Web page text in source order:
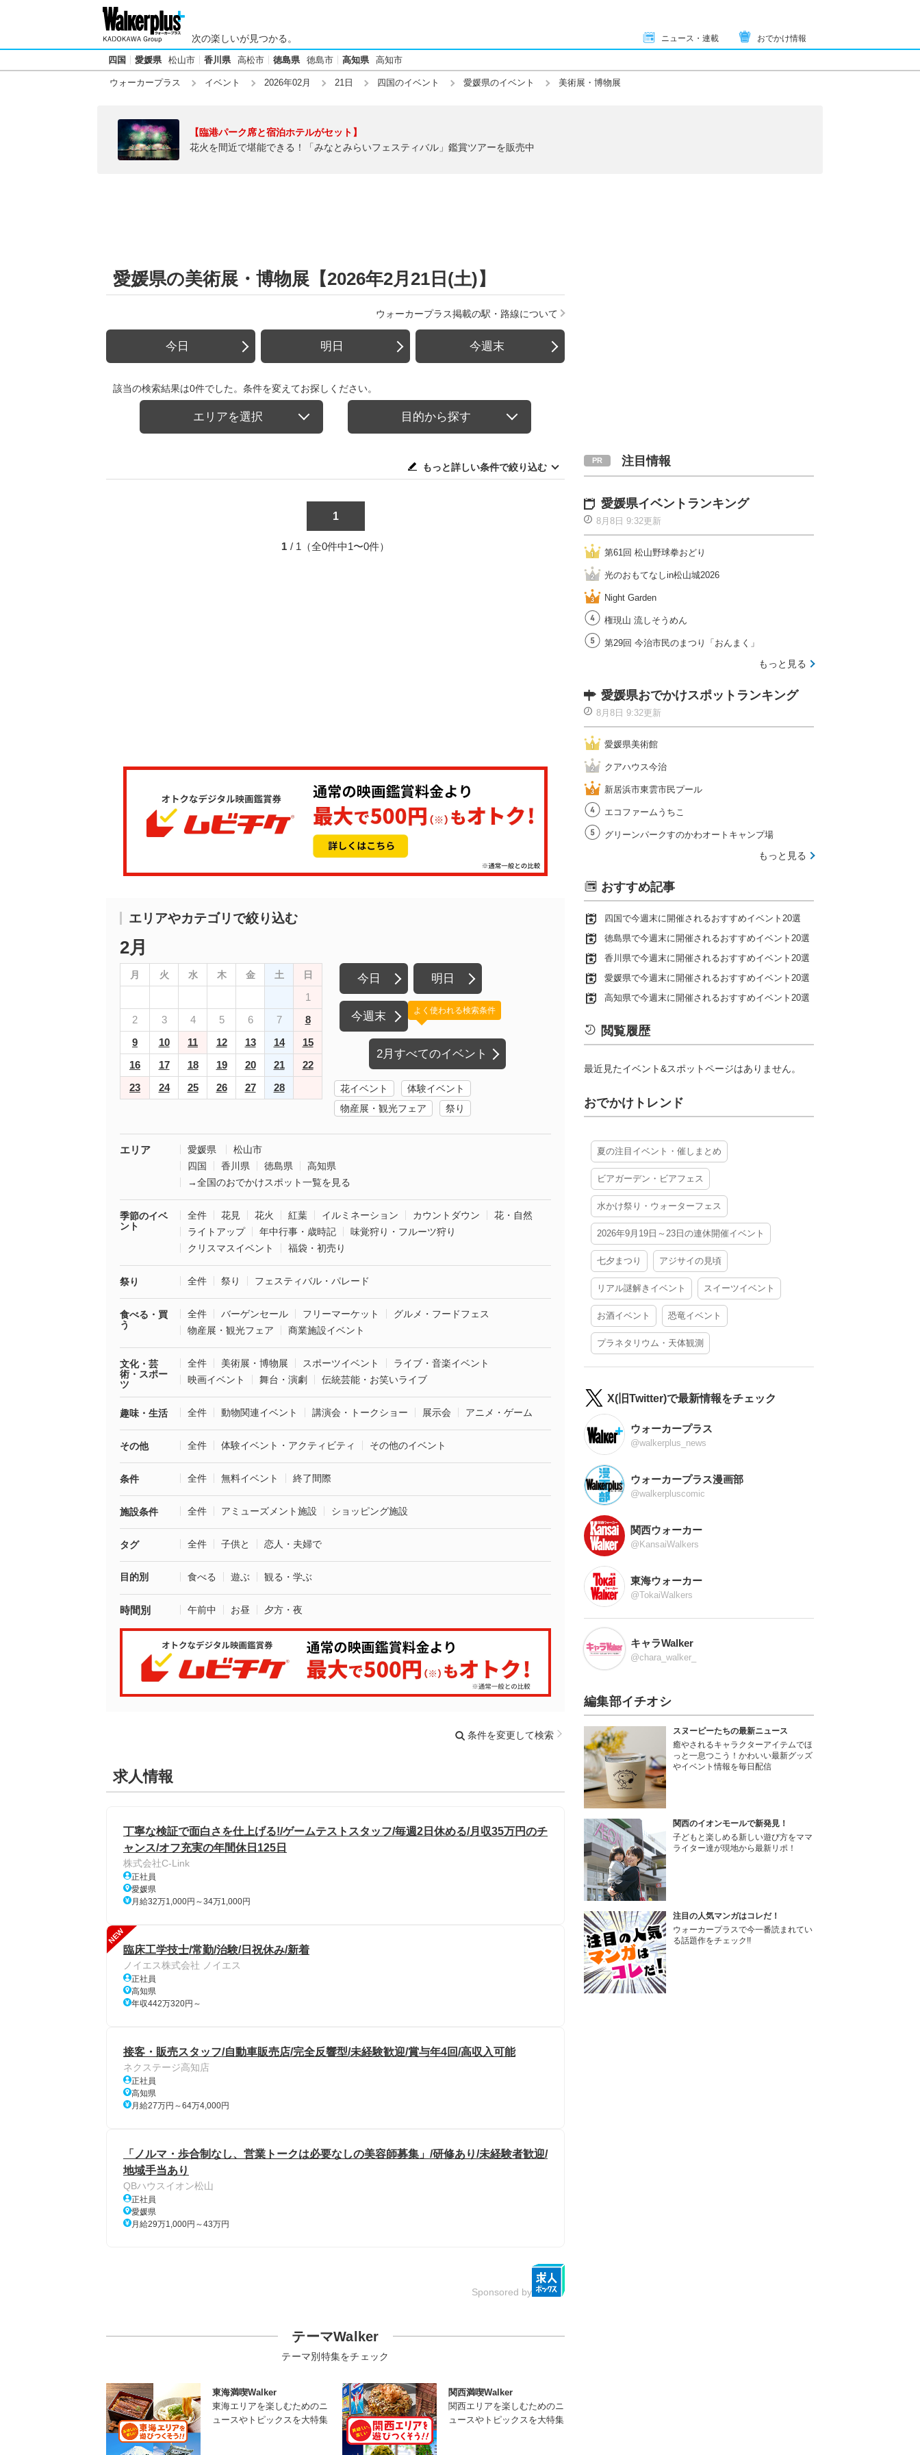
次の楽しいが見つかる。 ニュース・連載 おでかけ情報
四国 愛媛県 松山市 香川県 高松市 徳島県 徳島市 高知県 高知市
ウォーカープラス イベント 2026年02月 21日 四国のイベント 愛媛県のイベント 美術展・博物展
【臨港パーク席と宿泊ホテルがセット】
花火を間近で堪能できる！「みなとみらいフェスティバル」鑑賞ツアーを販売中
愛媛県の美術展・博物展【2026年2月21日(土)】
ウォーカープラス掲載の駅・路線について
今日 明日 今週末
該当の検索結果は0件でした。条件を変えてお探しください。
エリアを選択 目的から探す
もっと詳しい条件で絞り込む
1
1 / 1（全0件中1〜0件）
エリアやカテゴリで絞り込む
2月
月 火 水 木 金 土 日
1
2
3 4 5 6 7
8
9
10 11 12 13 14
15
16
17 18 19 20 21
22
23
24 25 26 27 28
今日 明日
今週末
2月すべてのイベント
よく使われる検索条件
花イベント
体験イベント
物産展・観光フェア
祭り
エリア 愛媛県
松山市
四国
香川県 徳島県
高知県
→全国のおでかけスポット一覧を見る
季節のイベ
ント
全件 花見 花火 紅葉 イルミネーション カウントダウン
花・自然
ライトアップ
年中行事・歳時記
味覚狩り・フルーツ狩り
クリスマスイベント
福袋・初売り
祭り 全件 祭り フェスティバル・パレード
食べる・買
う
全件 バーゲンセール フリーマーケット
グルメ・フードフェス
物産展・観光フェア
商業施設イベント
文化・芸
術・スポー
ツ
全件 美術展・博物展 スポーツイベント
ライブ・音楽イベント
映画イベント
舞台・演劇 伝統芸能・お笑いライブ
趣味・生活 全件 動物関連イベント 講演会・トークショー 展示会 アニメ・ゲーム
その他 全件 体験イベント・アクティビティ その他のイベント
条件 全件 無料イベント 終了間際
施設条件 全件 アミューズメント施設 ショッピング施設
タグ 全件 子供と 恋人・夫婦で
目的別 食べる 遊ぶ 観る・学ぶ
時間別 午前中 お昼 夕方・夜
条件を変更して検索
求人情報
丁寧な検証で面白さを仕上げる!/ゲームテストスタッフ/毎週2日休める/月収35万円のチ
ャンス/オフ充実の年間休日125日
株式会社C-Link
正社員
愛媛県
月給32万1,000円～34万1,000円
NEW
臨床工学技士/常勤/治験/日祝休み/新着
ノイエス株式会社 ノイエス
正社員
高知県
年収442万320円～
接客・販売スタッフ/自動車販売店/完全反響型/未経験歓迎/賞与年4回/高収入可能
ネクステージ高知店
正社員
高知県
月給27万円～64万4,000円
「ノルマ・歩合制なし、営業トークは必要なしの美容師募集」/研修あり/未経験者歓迎/
地域手当あり
QBハウスイオン松山
正社員
愛媛県
月給29万1,000円～43万円
Sponsored by
テーマWalker
テーマ別特集をチェック
東海満喫Walker
東海エリアを楽しむためのニ
ュースやトピックスを大特集
関西満喫Walker
関西エリアを楽しむためのニ
ュースやトピックスを大特集
注目情報
愛媛県イベントランキング
8月8日 9:32更新
第61回 松山野球拳おどり
光のおもてなしin松山城2026
Night Garden
権現山 流しそうめん
第29回 今治市民のまつり「おんまく」
もっと見る
愛媛県おでかけスポットランキング
8月8日 9:32更新
愛媛県美術館
クアハウス今治
新居浜市東雲市民プール
エコファームうちこ
グリーンパークすのかわオートキャンプ場
もっと見る
おすすめ記事
四国で今週末に開催されるおすすめイベント20選
徳島県で今週末に開催されるおすすめイベント20選
香川県で今週末に開催されるおすすめイベント20選
愛媛県で今週末に開催されるおすすめイベント20選
高知県で今週末に開催されるおすすめイベント20選
閲覧履歴
最近見たイベント&スポットページはありません。
おでかけトレンド
夏の注目イベント・催しまとめ
ビアガーデン・ビアフェス
水かけ祭り・ウォーターフェス
2026年9月19日～23日の連休開催イベント
七夕まつり アジサイの見頃
リアル謎解きイベント スイーツイベント
お酒イベント 恐竜イベント
プラネタリウム・天体観測
X(旧Twitter)で最新情報をチェック
ウォーカープラス
@walkerplus_news
ウォーカープラス漫画部
@walkerpluscomic
関西ウォーカー
@KansaiWalkers
東海ウォーカー
@TokaiWalkers
キャラWalker
@chara_walker_
編集部イチオシ
スヌーピーたちの最新ニュース
癒やされるキャラクターアイテムでほ
っと一息つこう！かわいい最新グッズ
やイベント情報を毎日配信
関西のイオンモールで新発見！
子どもと楽しめる新しい遊び方をママ
ライター達が現地から最新リポ！
注目の人気マンガはコレだ！
ウォーカープラスで今一番読まれてい
る話題作をチェック!!